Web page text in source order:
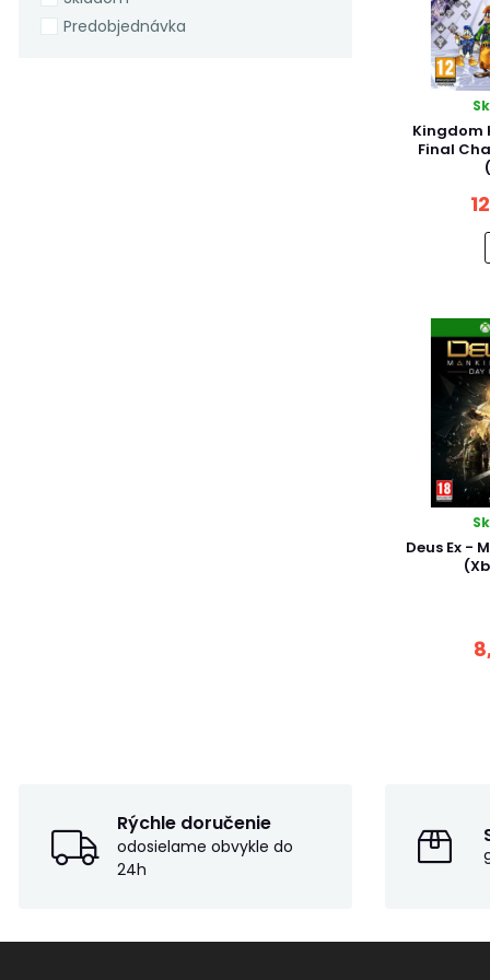
Predobjednávka
Kingdom
Final
Deus Ex -
Rýchle doručenie
odosielame obvykle do
24h